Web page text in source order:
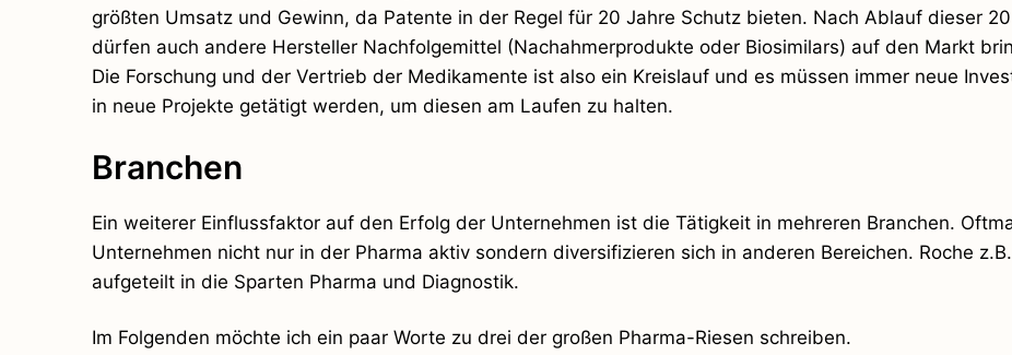
größten Umsatz und Gewinn, da Patente in der Regel für 20 Jahre Schutz bieten. Nach Ablauf dieser
dürfen auch andere Hersteller Nachfolgemittel (Nachahmerprodukte oder Biosimilars) auf den Markt
Die Forschung und der Vertrieb der Medikamente ist also ein Kreislauf und es müssen immer neue
in neue Projekte getätigt werden, um diesen am Laufen zu halten.
Branchen
Ein weiterer Einflussfaktor auf den Erfolg der Unternehmen ist die Tätigkeit in mehreren Branchen.
Unternehmen nicht nur in der Pharma aktiv sondern diversifizieren sich in anderen Bereichen. Roche
aufgeteilt in die Sparten Pharma und Diagnostik.
Im Folgenden möchte ich ein paar Worte zu drei der großen Pharma-Riesen schreiben.